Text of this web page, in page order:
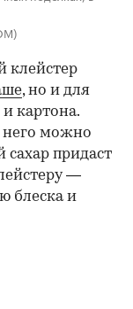
клейстер
, но и для
картона.
него можно
сахар придаст
—
блеска и